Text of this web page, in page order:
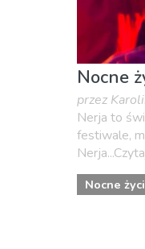
Nocne
przez
Nerja to
festiwale,
Nocne